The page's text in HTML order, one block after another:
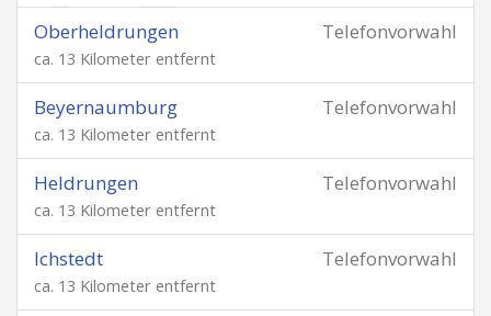
Telefonvorwahl
Oberheldrungen
ca. 13 Kilometer entfernt
Telefonvorwahl
Beyernaumburg
ca. 13 Kilometer entfernt
Telefonvorwahl
Heldrungen
ca. 13 Kilometer entfernt
Telefonvorwahl
Ichstedt
ca. 13 Kilometer entfernt